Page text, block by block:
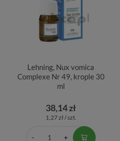
Lehning, Nux vomica
Complexe Nr 49, krople 30
ml
38,14 zł
1,27 zł / szt.